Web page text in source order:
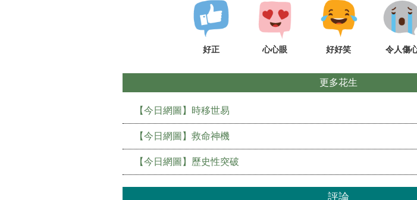
好正 心心眼 好好笑 令人傷
更多花生
【今日網圖】時移世易
【今日網圖】救命神機
【今日網圖】歷史性突破
評論